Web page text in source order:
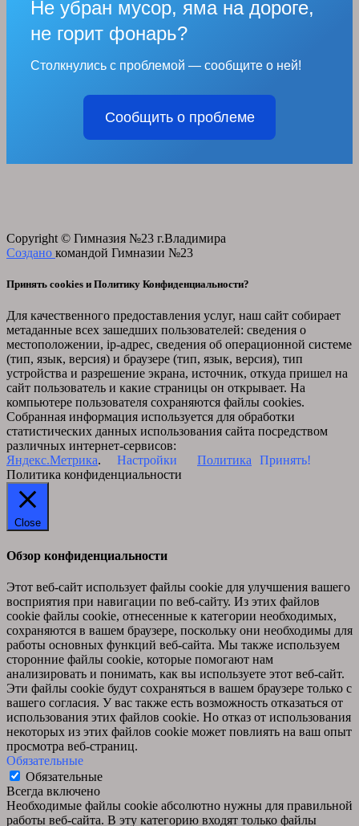
Не убран мусор, яма на дороге,
не горит фонарь?
Столкнулись с проблемой — сообщите о ней!
Сообщить о проблеме
Copyright © Гимназия №23 г.Владимира
Создано командой Гимназии №23
Принять cookies и Политику Конфиденциальности?
Для качественного предоставления услуг, наш сайт собирает
метаданные всех зашедших пользователей: сведения о
местоположении, ip-адрес, сведения об операционной системе
(тип, язык, версия) и браузере (тип, язык, версия), тип
устройства и разрешение экрана, источник, откуда пришел на
сайт пользователь и какие страницы он открывает. На
компьютере пользователя сохраняются файлы cookies.
Собранная информация используется для обработки
статистических данных использования сайта посредством
различных интернет-сервисов:
Яндекс.Метрика. Настройки Политика
Принять!
Политика конфиденциальности
Close
Обзор конфиденциальности
Этот веб-сайт использует файлы cookie для улучшения вашего
восприятия при навигации по веб-сайту. Из этих файлов
cookie файлы cookie, отнесенные к категории необходимых,
сохраняются в вашем браузере, поскольку они необходимы для
работы основных функций веб-сайта. Мы также используем
сторонние файлы cookie, которые помогают нам
анализировать и понимать, как вы используете этот веб-сайт.
Эти файлы cookie будут сохраняться в вашем браузере только с
вашего согласия. У вас также есть возможность отказаться от
использования этих файлов cookie. Но отказ от использования
некоторых из этих файлов cookie может повлиять на ваш опыт
просмотра веб-страниц.
Обязательные
Обязательные
Всегда включено
Необходимые файлы cookie абсолютно нужны для правильной
работы веб-сайта. В эту категорию входят только файлы